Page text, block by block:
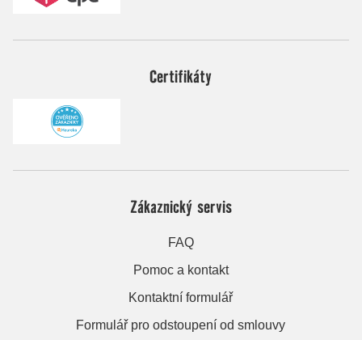
Certifikáty
Zákaznický servis
FAQ
Pomoc a kontakt
Kontaktní formulář
Formulář pro odstoupení od smlouvy